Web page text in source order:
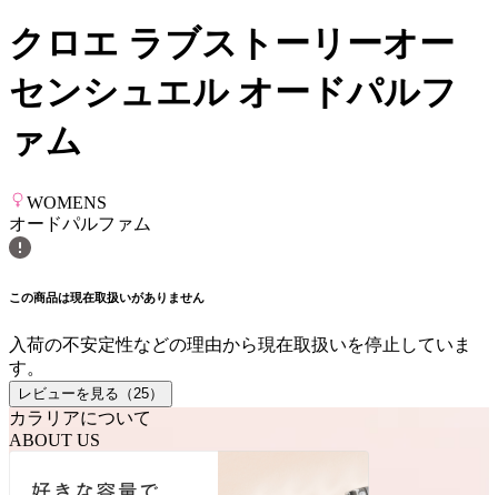
クロエ ラブストーリーオー
センシュエル オードパルフ
ァム
WOMENS
オードパルファム
この商品は現在取扱いがありません
入荷の不安定性などの理由から現在取扱いを停止していま
す。
レビューを見る（ 25）
カラリアについて
ABOUT US